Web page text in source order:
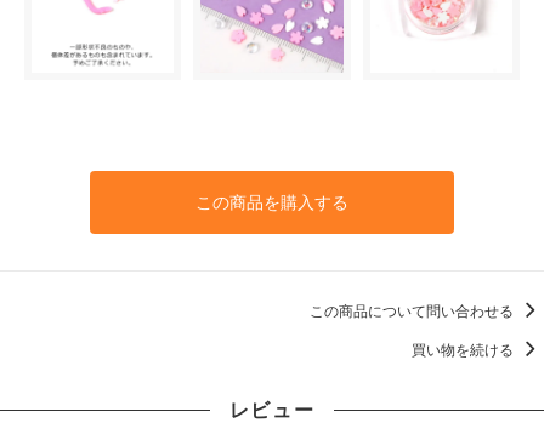
この商品を購入する
この商品について問い合わせる
買い物を続ける
レビュー